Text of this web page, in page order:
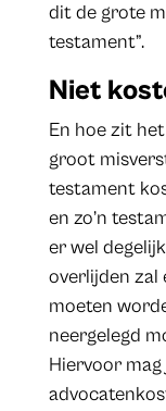
dit de grote
testament”.
Niet
En hoe zit
groot
testament
en zo’n
er wel
overlijden zal
moeten
neergelegd
Hiervoor